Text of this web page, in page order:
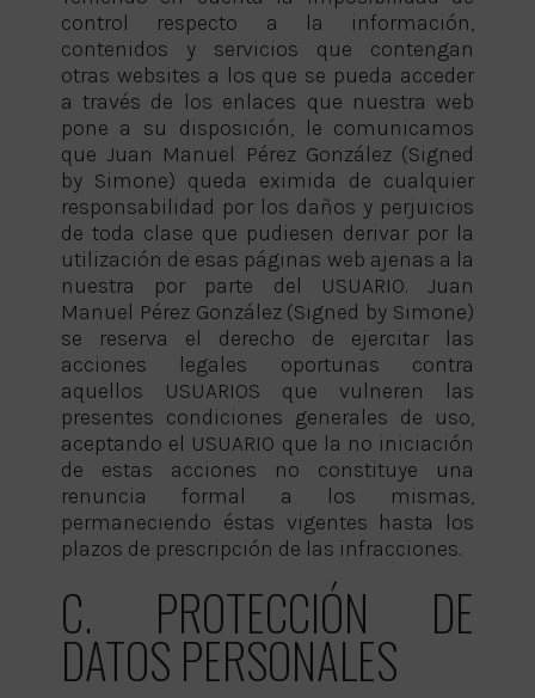
control respecto a la información,
contenidos y servicios que contengan
otras websites a los que se pueda acceder
a través de los enlaces que nuestra web
pone a su disposición, le comunicamos
que Juan Manuel Pérez González (Signed
by Simone) queda eximida de cualquier
responsabilidad por los daños y perjuicios
de toda clase que pudiesen derivar por la
utilización de esas páginas web ajenas a la
nuestra por parte del USUARIO. Juan
Manuel Pérez González (Signed by Simone)
se reserva el derecho de ejercitar las
acciones legales oportunas contra
aquellos USUARIOS que vulneren las
presentes condiciones generales de uso,
aceptando el USUARIO que la no iniciación
de estas acciones no constituye una
renuncia formal a los mismas,
permaneciendo éstas vigentes hasta los
plazos de prescripción de las infracciones.
C. PROTECCIÓN DE
DATOS PERSONALES